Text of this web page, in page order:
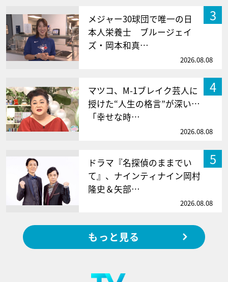
3
メジャー30球団で唯一の日
本人栄養士 ブルージェイ
ズ・岡本和真…
2026.08.08
4
マツコ、M-1ブレイク芸人に
授けた“人生の格言”が深い…
「幸せな時…
2026.08.08
5
ドラマ『名探偵のままでい
て』、ナインティナイン岡村
隆史＆矢部…
2026.08.08
もっと見る